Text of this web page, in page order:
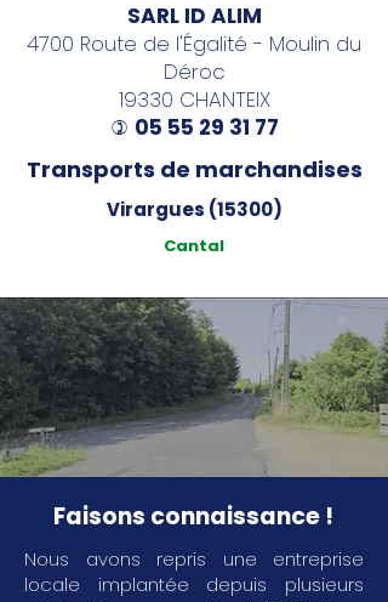
SARL ID ALIM
4700 Route de l'Égalité - Moulin du
Déroc
19330 CHANTEIX
) 05 55 29 31 77
Transports de marchandises
Virargues (15300)
Cantal
Faisons connaissance !
Nous avons repris une entreprise
locale implantée depuis plusieurs